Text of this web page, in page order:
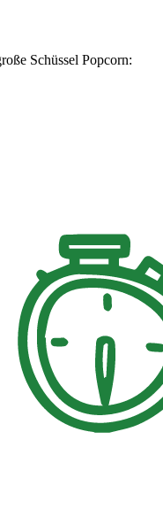
Schüssel Popcorn: